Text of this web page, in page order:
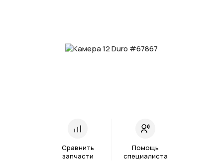
Сравнить
запчасти
Помощь
специалиста